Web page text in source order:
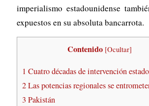
imperialismo estadounidense
expuestos en su absoluta bancarrota.
Contenido [Ocultar]
1 Cuatro décadas de intervención
2Las potencias regionales se
3 Pakistán